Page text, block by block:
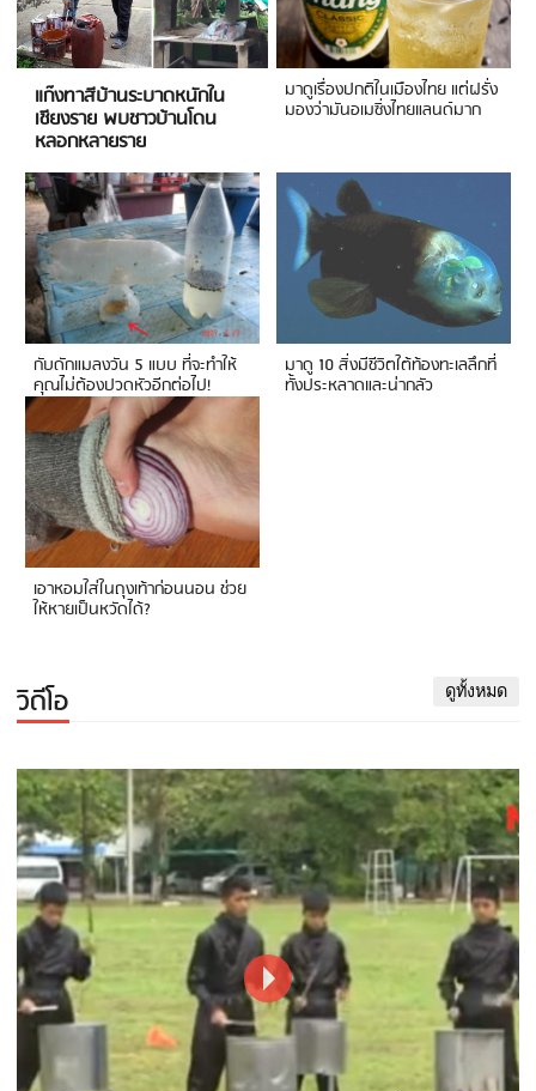
แก๊งทาสีบ้านระบาดหนักใน
เชียงราย พบชาวบ้านโดน
หลอกหลายราย
มาดูเรื่องปกติในเมืองไทย แต่ฝรั่ง
มองว่ามันอเมซิ่งไทยแลนด์มาก
กับดักแมลงวัน 5 แบบ ที่จะทำให้
คุณไม่ต้องปวดหัวอีกต่อไป!
มาดู 10 สิ่งมีชีวิตใต้ท้องทะเลลึกที่
ทั้งประหลาดและน่ากลัว
เอาหอมใส่ในถุงเท้าก่อนนอน ช่วย
ให้หายเป็นหวัดได้?
วิดีโอ ดูทั้งหมด